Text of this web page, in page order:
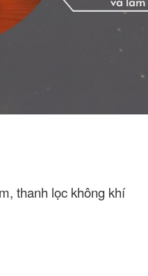
thanh lọc không khí